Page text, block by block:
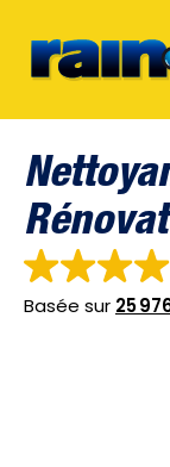
Basée sur 25